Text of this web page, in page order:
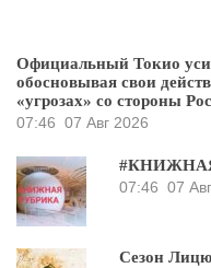
Официальный Токио
обосновывая свои
«угрозах» со стороны
07:46 07 Авг 2026
07:46 07
Сезон Лицю